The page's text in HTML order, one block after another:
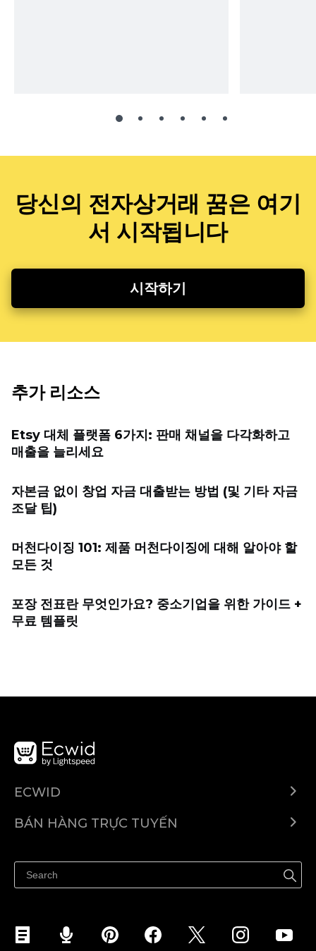
당신의 전자상거래 꿈은 여기
서 시작됩니다
시작하기
추가 리소스
Etsy 대체 플랫폼 6가지: 판매 채널을 다각화하고
매출을 늘리세요
자본금 없이 창업 자금 대출받는 방법 (및 기타 자금
조달 팁)
머천다이징 101: 제품 머천다이징에 대해 알아야 할
모든 것
포장 전표란 무엇인가요? 중소기업을 위한 가이드 +
무료 템플릿
ECWID
Trung tâm trợ giúp
BÁN HÀNG TRỰC TUYẾN
Quảng bá ở bất cứ đâu
Kiểm soát mọi thứ